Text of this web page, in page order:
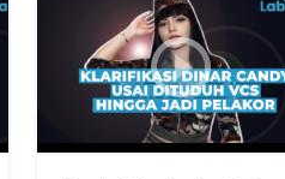
Makin Dekat